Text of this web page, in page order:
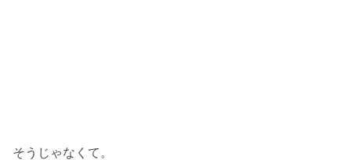
そうじゃなくて。